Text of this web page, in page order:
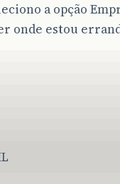
a opção
onde estou